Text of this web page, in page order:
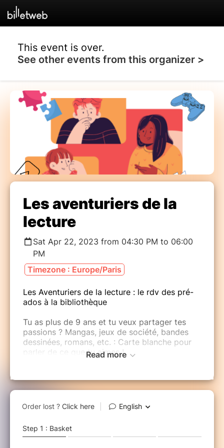
This event is over.
See other events from this organizer >
Les aventuriers de la
lecture
Sat Apr 22, 2023 from 04:30 PM to 06:00
PM
Timezone : Europe/Paris
Les Aventuriers de la lecture : le rdv des pré-
ados à la bibliothèque
Tu as plus de 9 ans et tu veux partager tes
passions ? Mangas, jeux de société, bandes
dessinées, romans, etc. : Carte blanche pour
parler de ce que tu aimes !
Un rendez-vous régulier pour rencontrer
d'autres personnes, aborder d'autres centres
d'intérêts, bref, pour s'ouvrir au monde ! (en
toute modestie).
Read more